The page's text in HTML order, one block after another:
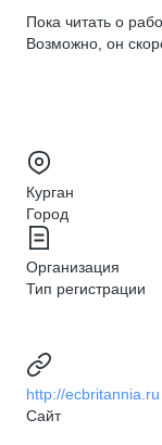
Пока читать о
Возможно, он
Курган
Город
Организация
Тип регистрации
http://ecbritannia.ru
Сайт